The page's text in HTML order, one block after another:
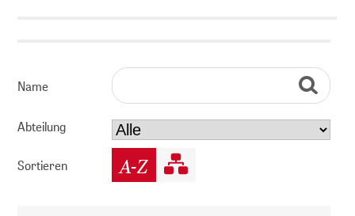
Name
Suche Suche
Abteilung Suche
Sortieren
A-Z